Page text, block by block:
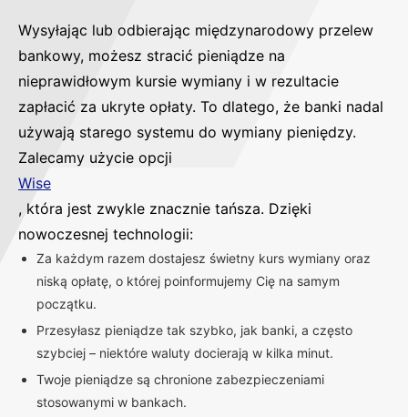
Wysyłając lub odbierając międzynarodowy przelew
bankowy, możesz stracić pieniądze na
nieprawidłowym kursie wymiany i w rezultacie
zapłacić za ukryte opłaty. To dlatego, że banki nadal
używają starego systemu do wymiany pieniędzy.
Zalecamy użycie opcji
Wise
, która jest zwykle znacznie tańsza. Dzięki
nowoczesnej technologii:
Za każdym razem dostajesz świetny kurs wymiany oraz
niską opłatę, o której poinformujemy Cię na samym
początku.
Przesyłasz pieniądze tak szybko, jak banki, a często
szybciej – niektóre waluty docierają w kilka minut.
Twoje pieniądze są chronione zabezpieczeniami
stosowanymi w bankach.